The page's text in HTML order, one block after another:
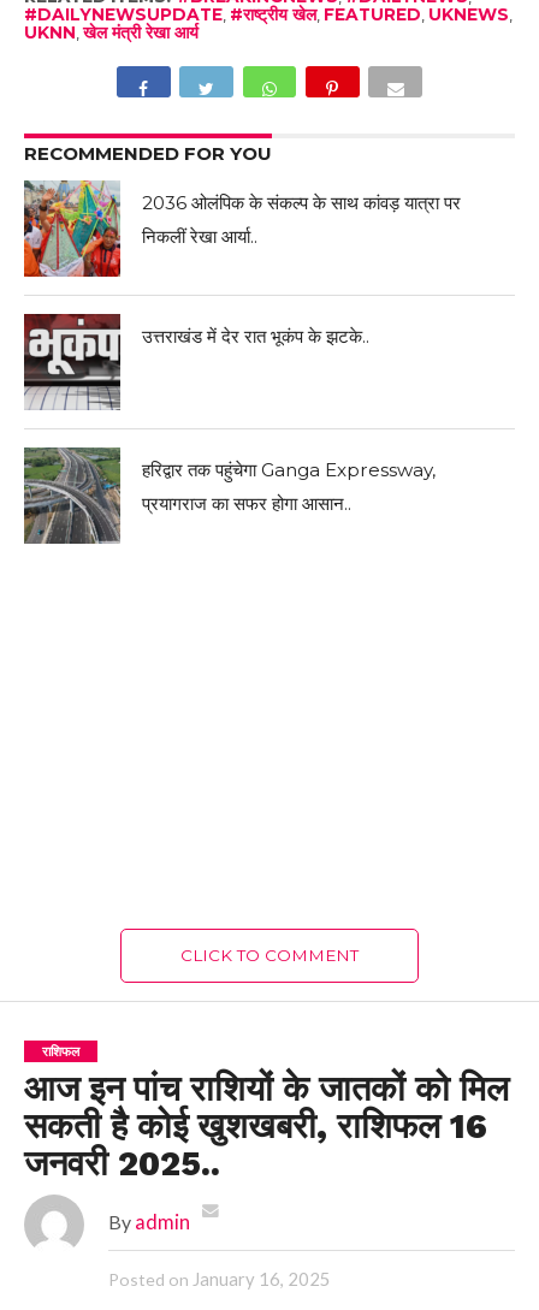
#DAILYNEWSUPDATE, #राष्ट्रीय खेल, FEATURED UKNEWS
UKNN ,खेल मंत्री रेखा आर्य
RECOMMENDED FOR YOU
2036 ओलंपिक के संकल्प के साथ कांवड़ यात्रा पर
निकलीं रेखा आर्या..
उत्तराखंड में देर रात भूकंप के झटके..
हरिद्वार तक पहुंचेगा Ganga Expressway,
प्रयागराज का सफर होगा आसान..
CLICK TO COMMENT
राशिफल
आज इन पांच राशियों के जातकों को मिल
सकती है कोई खुशखबरी, राशिफल 16
जनवरी 2025..
By admin
Posted on January 16, 2025